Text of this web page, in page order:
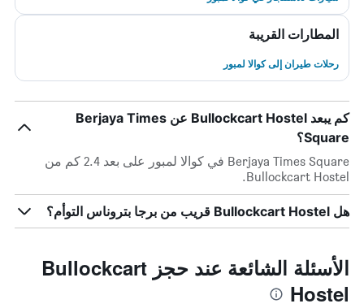
المطارات القريبة
رحلات طيران إلى كوالا لمبور
كم يبعد Bullockcart Hostel عن Berjaya Times
Square؟
Berjaya Times Square في كوالا لمبور على بعد 2.4 كم من
Bullockcart Hostel.
هل Bullockcart Hostel قريب من برجا بتروناس التوأم؟
الأسئلة الشائعة عند حجز Bullockcart
Hostel